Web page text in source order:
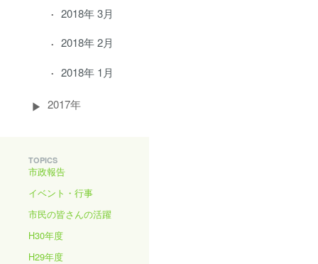
2018年 3月
2018年 2月
2018年 1月
2017年
TOPICS
市政報告
イベント・行事
市民の皆さんの活躍
H30年度
H29年度